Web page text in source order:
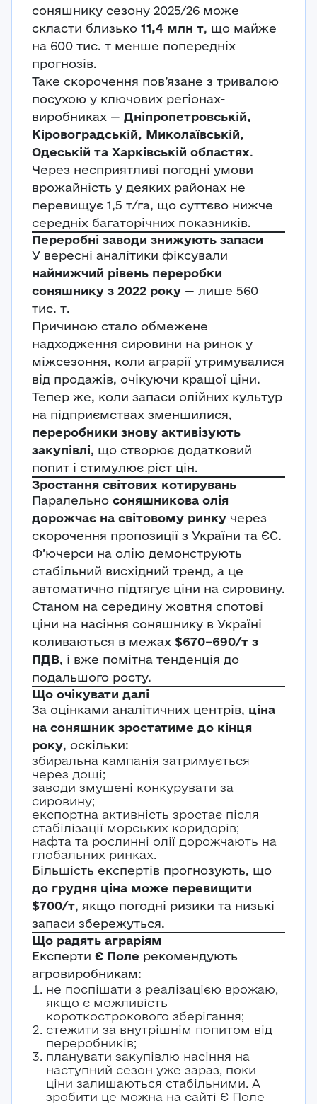
соняшнику сезону 2025/26 може
скласти близько 11,4 млн т, що майже
на 600 тис. т менше попередніх
прогнозів.
Таке скорочення пов’язане з тривалою
посухою у ключових регіонах-
виробниках — Дніпропетровській,
Кіровоградській, Миколаївській,
Одеській та Харківській областях.
Через несприятливі погодні умови
врожайність у деяких районах не
перевищує 1,5 т/га, що суттєво нижче
середніх багаторічних показників.
Переробні заводи знижують запаси
У вересні аналітики фіксували
найнижчий рівень переробки
соняшнику з 2022 року — лише 560
тис. т.
Причиною стало обмежене
надходження сировини на ринок у
міжсезоння, коли аграрії утримувалися
від продажів, очікуючи кращої ціни.
Тепер же, коли запаси олійних культур
на підприємствах зменшилися,
переробники знову активізують
закупівлі, що створює додатковий
попит і стимулює ріст цін.
Зростання світових котирувань
Паралельно соняшникова олія
дорожчає на світовому ринку через
скорочення пропозиції з України та ЄС.
Ф’ючерси на олію демонструють
стабільний висхідний тренд, а це
автоматично підтягує ціни на сировину.
Станом на середину жовтня спотові
ціни на насіння соняшнику в Україні
коливаються в межах $670–690/т з
ПДВ, і вже помітна тенденція до
подальшого росту.
Що очікувати далі
За оцінками аналітичних центрів, ціна
на соняшник зростатиме до кінця
року, оскільки:
збиральна кампанія затримується
через дощі;
заводи змушені конкурувати за
сировину;
експортна активність зростає після
стабілізації морських коридорів;
нафта та рослинні олії дорожчають на
глобальних ринках.
Більшість експертів прогнозують, що
до грудня ціна може перевищити
$700/т, якщо погодні ризики та низькі
запаси збережуться.
Що радять аграріям
Експерти Є Поле рекомендують
агровиробникам:
не поспішати з реалізацією врожаю,
якщо є можливість
короткострокового зберігання;
стежити за внутрішнім попитом від
переробників;
планувати закупівлю насіння на
наступний сезон уже зараз, поки
ціни залишаються стабільними. А
зробити це можна на сайті Є Поле
Ваші враження*
Ваша оцінка
Авторизація
E-mail*
Пароль*
Забули пароль? Реєстрація